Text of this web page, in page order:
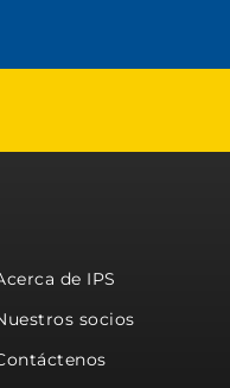
de IPS
socios